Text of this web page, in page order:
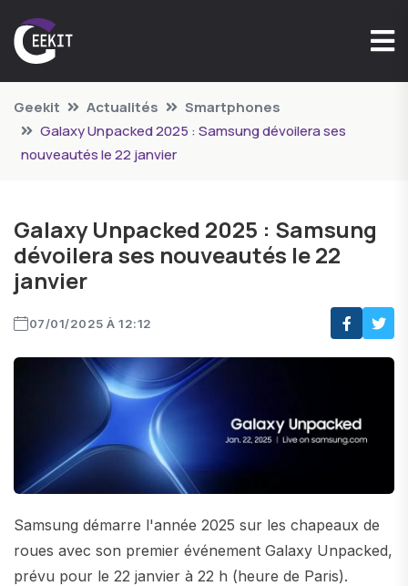
Geekit Actualités
Smartphones
Galaxy Unpacked 2025 : Samsung dévoilera ses
nouveautés le 22 janvier
Galaxy Unpacked 2025 : Samsung
dévoilera ses nouveautés le 22
janvier
07/01/2025 À 12:12
Samsung démarre l'année 2025 sur les chapeaux de
roues avec son premier événement Galaxy Unpacked,
prévu pour le 22 janvier à 22 h (heure de Paris).